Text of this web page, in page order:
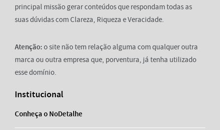
principal missão gerar conteúdos que respondam todas as
suas dúvidas com Clareza, Riqueza e Veracidade.
Atenção: o site não tem relação alguma com qualquer outra
marca ou outra empresa que, porventura, já tenha utilizado
esse domínio.
Institucional
Conheça o NoDetalhe